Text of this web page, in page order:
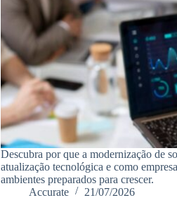
Descubra por que a modernização de
atualização tecnológica e como
ambientes preparados para crescer.
Accurate
21/07/2026